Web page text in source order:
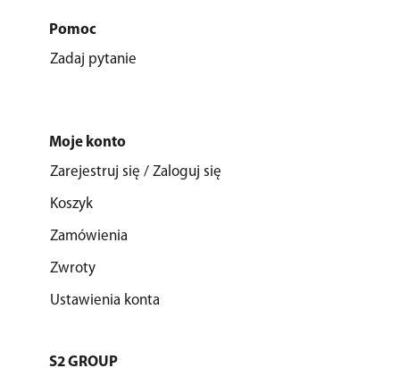
Pomoc
Zadaj pytanie
Moje konto
Zarejestruj się / Zaloguj się
Koszyk
Zamówienia
Zwroty
Ustawienia konta
S2 GROUP